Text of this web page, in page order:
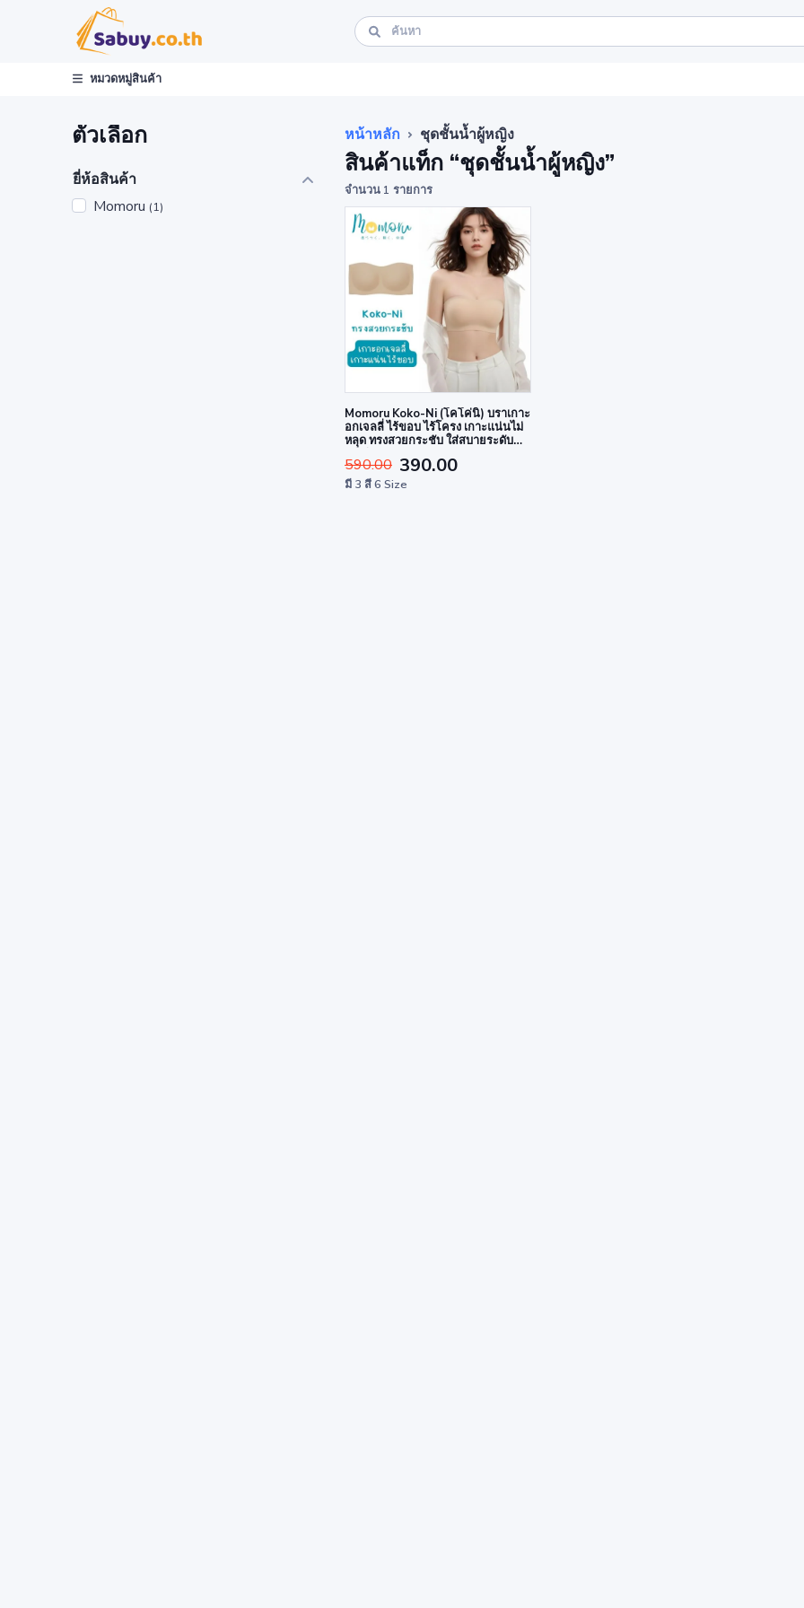
หมวดหมู่สินค้า
ตัวเลือก
ยี่ห้อสินค้า
Momoru (1)
หน้าหลัก ชุดชั้นน้ำผู้หญิง
สินค้าแท็ก “ชุดชั้นน้ำผู้หญิง”
จำนวน 1 รายการ
Momoru Koko-Ni (โคโค่นิ) บราเกาะ
อกเจลลี่ ไร้ขอบ ไร้โครง เกาะแน่นไม่
หลุด ทรงสวยกระชับ ใส่สบายระดับ
590.00 390.00
มี 3 สี 6 Size